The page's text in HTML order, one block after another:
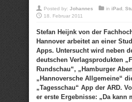
Posted by: Johannes in iPad
18. Februar 2011
Stefan Heijnk von der
Hannover arbeitet an einer
Apps. Untersucht wird neben
deutschen Verlagsprodukten
Rundschau“, „Hamburger
„Hannoversche Allgemeine“
„Tagesschau“ App der ARD.
er erste Ergebnisse: „Da kann